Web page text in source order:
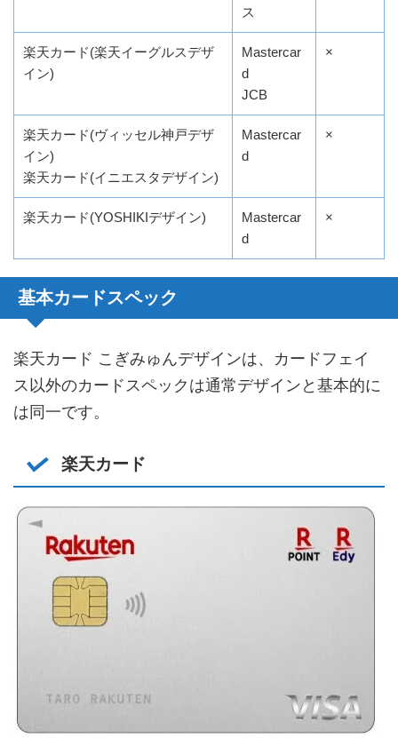
ス
楽天カード(楽天イーグルスデザ
イン)
Mastercar
d
JCB
×
楽天カード(ヴィッセル神戸デザ
イン)
楽天カード(イニエスタデザイン)
Mastercar
d
×
楽天カード(YOSHIKIデザイン)
Mastercar
d
×
基本カードスペック
楽天カード こぎみゅんデザインは、カードフェイ
ス以外のカードスペックは通常デザインと基本的に
は同一です。
楽天カード